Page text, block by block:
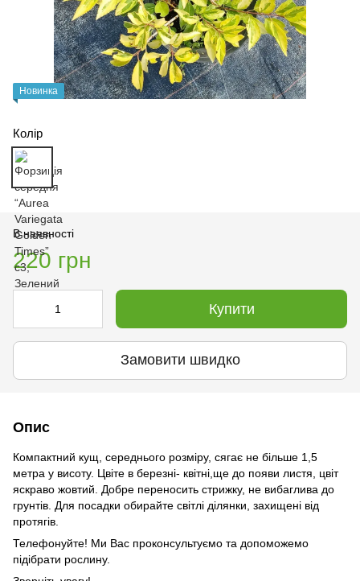
Новинка
Колір
В наявності
220 грн
Купити
Замовити швидко
Опис
Компактний кущ, середнього розміру, сягає не більше 1,5
метра у висоту. Цвіте в березні- квітні,ще до появи листя, цвіт
яскраво жовтий. Добре переносить стрижку, не вибаглива до
грунтів. Для посадки обирайте світлі ділянки, захищені від
протягів.
Телефонуйте! Ми Вас проконсультуємо та допоможемо
підібрати рослину.